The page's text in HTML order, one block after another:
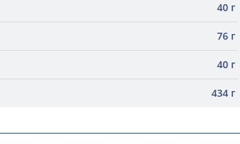
40 г
76 г
40 г
434 г